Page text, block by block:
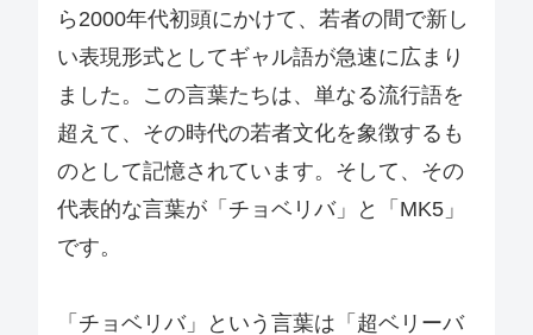
ら2000年代初頭にかけて、若者の間で新し
い表現形式としてギャル語が急速に広まり
ました。この言葉たちは、単なる流行語を
超えて、その時代の若者文化を象徴するも
のとして記憶されています。そして、その
代表的な言葉が「チョベリバ」と「MK5」
です。
「チョベリバ」という言葉は「超ベリーバ